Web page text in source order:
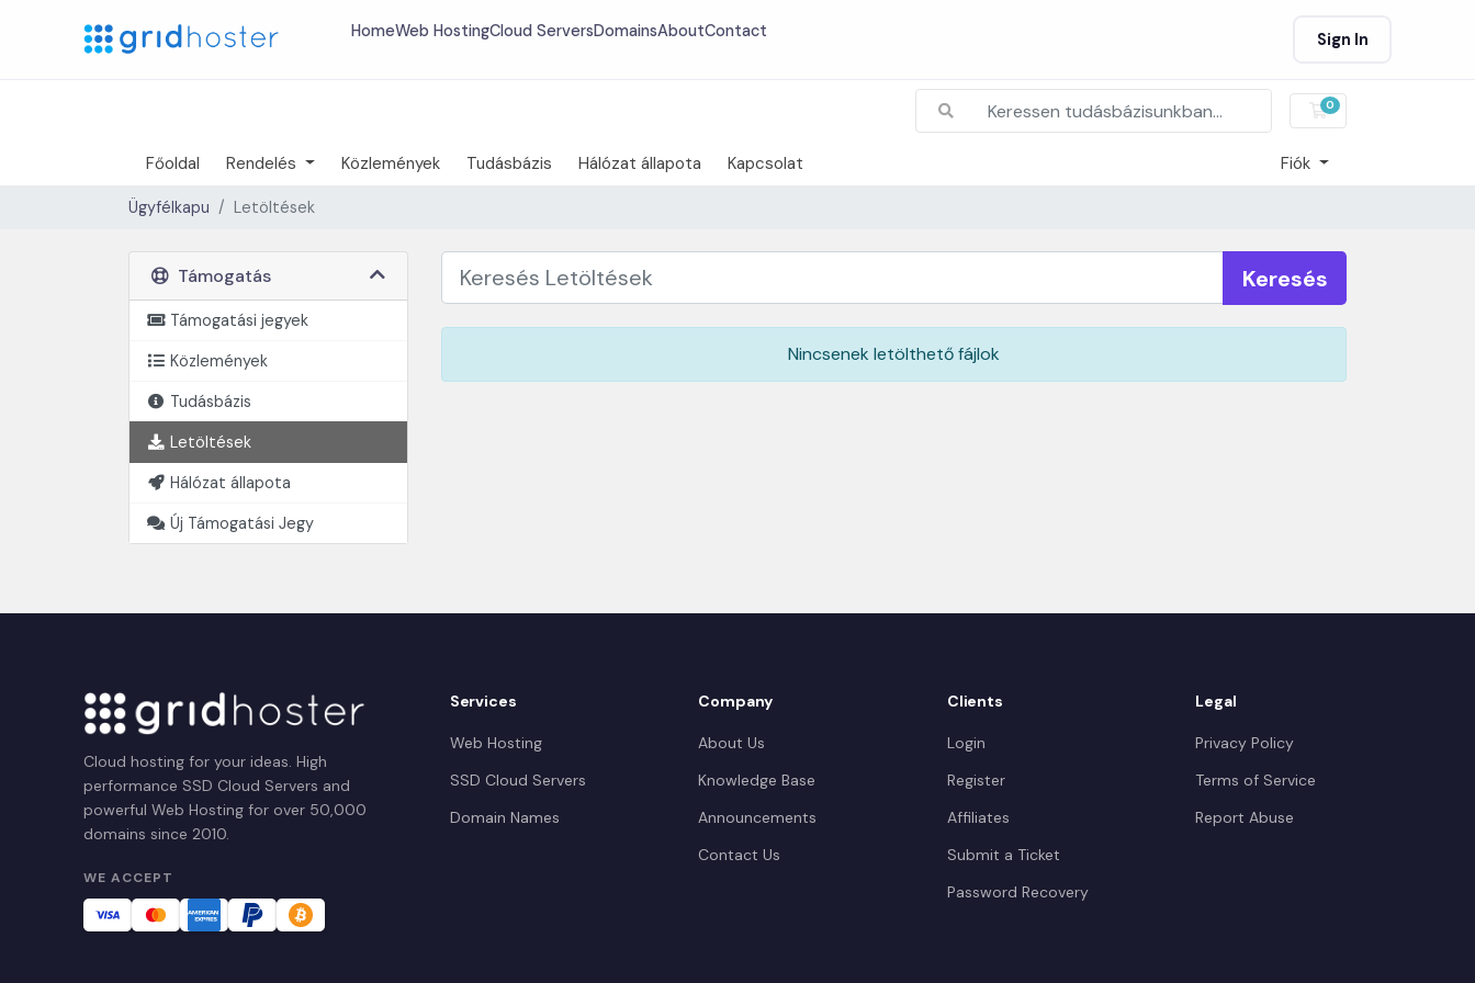
HomeWeb HostingCloud ServersDomainsAboutContact Sign In
0
Bevásárlókosár
Főoldal Rendelés Közlemények Tudásbázis Hálózat állapota Kapcsolat Fiók
Ügyfélkapu Letöltések
Támogatás
Támogatási jegyek
Közlemények
Tudásbázis
Letöltések
Hálózat állapota
Új Támogatási Jegy
Keresés
Nincsenek letölthető fájlok
Cloud hosting for your ideas. High
performance SSD Cloud Servers and
powerful Web Hosting for over 50,000
domains since 2010.
WE ACCEPT
Services
Web Hosting
SSD Cloud Servers
Domain Names
Company
About Us
Knowledge Base
Announcements
Contact Us
Clients
Login
Register
Affiliates
Submit a Ticket
Password Recovery
Legal
Privacy Policy
Terms of Service
Report Abuse